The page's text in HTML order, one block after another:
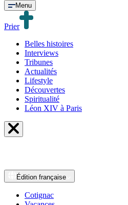
Menu
Prier
Belles histoires
Interviews
Tribunes
Actualités
Lifestyle
Découvertes
Spiritualité
Léon XIV à Paris
Édition française
Cotignac